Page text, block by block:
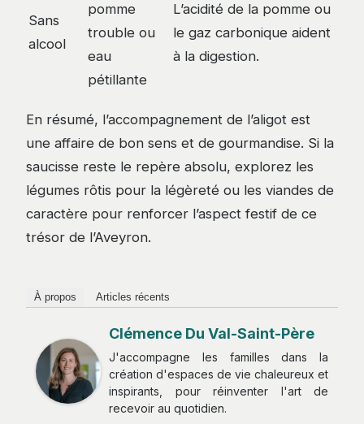
Sans
alcool
pomme
trouble ou
eau
pétillante
L’acidité de la pomme ou
le gaz carbonique aident
à la digestion.
En résumé, l’accompagnement de l’aligot est
une affaire de bon sens et de gourmandise. Si la
saucisse reste le repère absolu, explorez les
légumes rôtis pour la légèreté ou les viandes de
caractère pour renforcer l’aspect festif de ce
trésor de l’Aveyron.
À propos Articles récents
Clémence Du Val-Saint-Père
J'accompagne les familles dans la
création d'espaces de vie chaleureux et
inspirants, pour réinventer l'art de
recevoir au quotidien.